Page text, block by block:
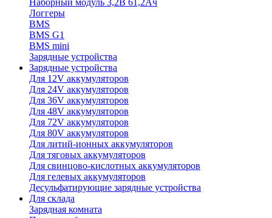
Наборный модуль 3,2В 61,2Ач
Логгеры
BMS
BMS G1
BMS mini
Зарядные устройства
Зарядные устройства
Для 12V аккумуляторов
Для 24V аккумуляторов
Для 36V аккумуляторов
Для 48V аккумуляторов
Для 72V аккумуляторов
Для 80V аккумуляторов
Для литий-ионных аккумуляторов
Для тяговых аккумуляторов
Для свинцово-кислотных аккумуляторов
Для гелевых аккумуляторов
Десульфатирующие зарядные устройства
Для склада
Зарядная комната